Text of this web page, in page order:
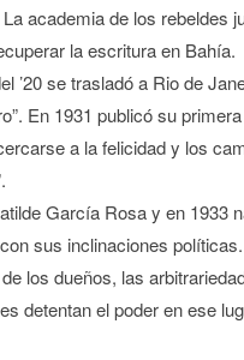
academia de los rebeldes
la escritura en Bahía.
’20 se trasladó a Rio de
En 1931 publicó su
a la felicidad y los
García Rosa y en 1933
sus inclinaciones
los dueños, las
detentan el poder en ese